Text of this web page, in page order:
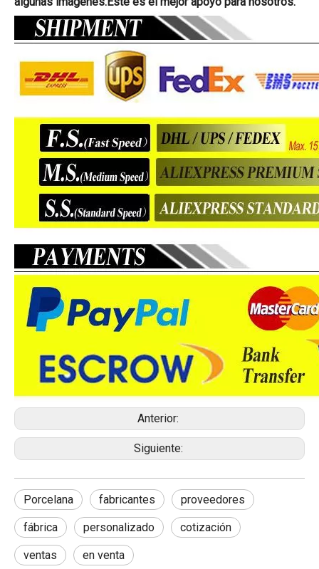
Anterior:
Siguiente:
Porcelana fabricantes proveedores
fábrica personalizado cotización
ventas en venta